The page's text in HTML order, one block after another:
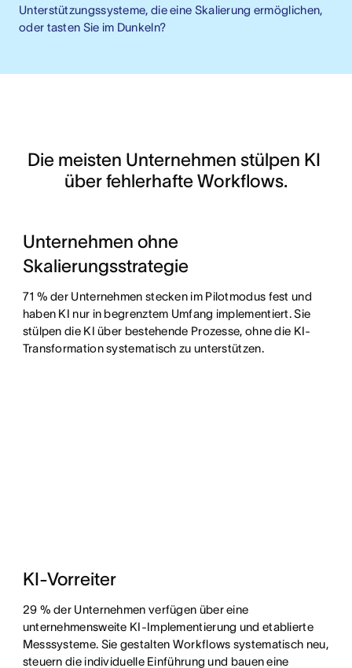
Unterstützungssysteme, die eine Skalierung ermöglichen,
oder tasten Sie im Dunkeln?
Die meisten Unternehmen stülpen KI
über fehlerhafte Workflows.
Unternehmen ohne
Skalierungsstrategie
71 % der Unternehmen stecken im Pilotmodus fest und
haben KI nur in begrenztem Umfang implementiert. Sie
stülpen die KI über bestehende Prozesse, ohne die KI-
Transformation systematisch zu unterstützen.
KI-Vorreiter
29 % der Unternehmen verfügen über eine
unternehmensweite KI-Implementierung und etablierte
Messsysteme. Sie gestalten Workflows systematisch neu,
steuern die individuelle Einführung und bauen eine